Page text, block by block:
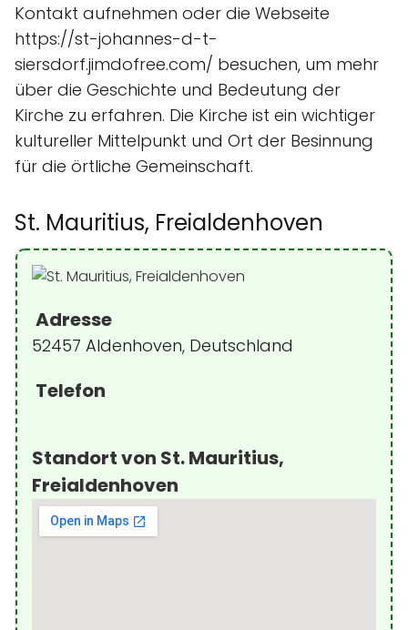
Kontakt aufnehmen oder die Webseite
https://st-johannes-d-t-
siersdorf.jimdofree.com/ besuchen, um mehr
über die Geschichte und Bedeutung der
Kirche zu erfahren. Die Kirche ist ein wichtiger
kultureller Mittelpunkt und Ort der Besinnung
für die örtliche Gemeinschaft.
St. Mauritius, Freialdenhoven
Adresse
52457 Aldenhoven, Deutschland
Telefon
Standort von St. Mauritius,
Freialdenhoven